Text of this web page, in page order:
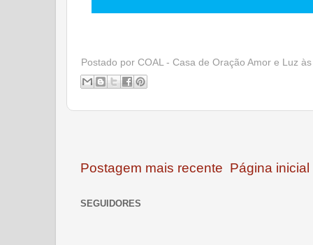
Postado por COAL - Casa de Oração Amor e Luz
Postagem mais recente Página inicial
SEGUIDORES